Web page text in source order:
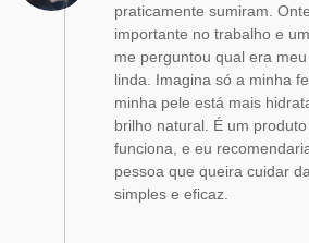
praticamente sumiram.
importante no trabalho e
me perguntou qual era
linda. Imagina só a minha
minha pele está mais
brilho natural. É um
funciona, e eu
pessoa que queira cuidar
simples e eficaz.